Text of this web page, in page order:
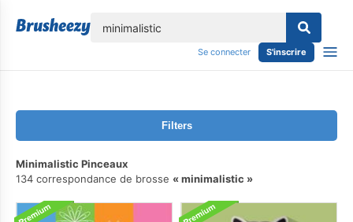
Se connecter S'inscrire
Filters
Minimalistic Pinceaux
134 correspondance de brosse
minimalistic